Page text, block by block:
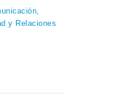
y Relaciones